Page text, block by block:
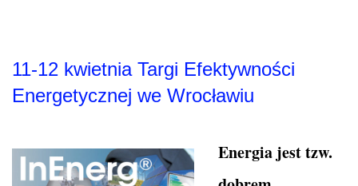
11-12 kwietnia Targi Efektywności
Energetycznej we Wrocławiu
Energia jest tzw.